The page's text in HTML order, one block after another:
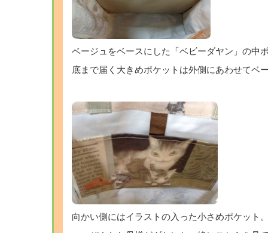
ベージュをベースにした「ベビーダヤン」の中
底まで届く大きめポケットは外側にあわせてベ
向かい側にはイラストの入った小さめポケット